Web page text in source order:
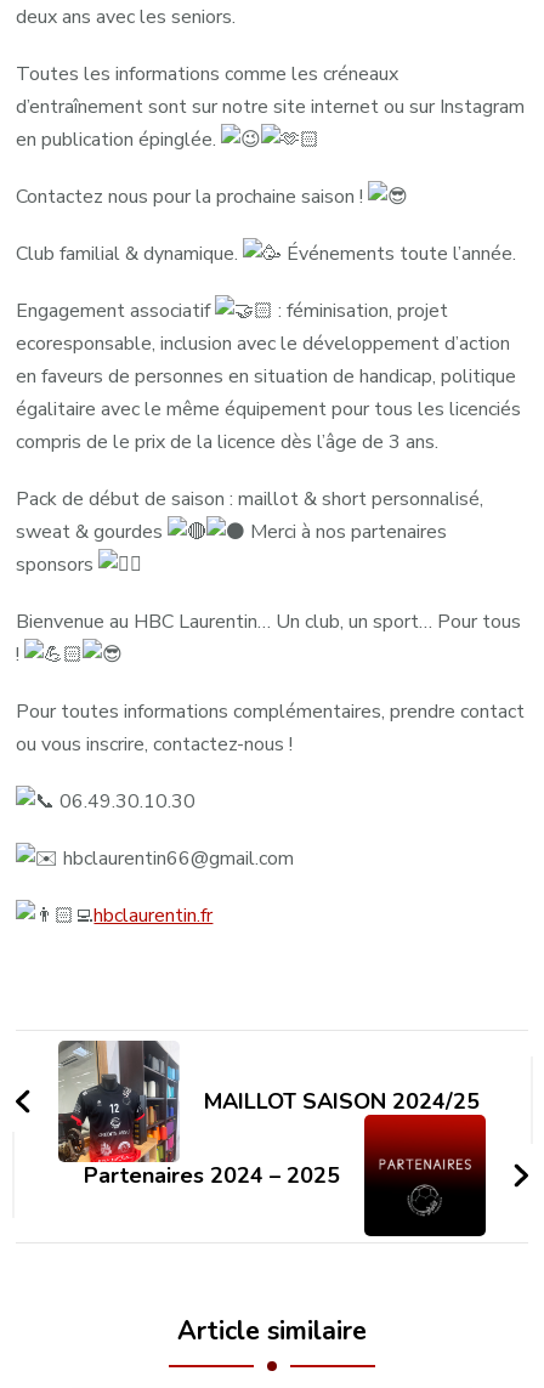
deux ans avec les seniors.
Toutes les informations comme les créneaux
d’entraînement sont sur notre site internet ou sur Instagram
en publication épinglée.
Contactez nous pour la prochaine saison !
Club familial & dynamique. Événements toute l’année.
Engagement associatif
: féminisation, projet
ecoresponsable, inclusion avec le développement d’action
en faveurs de personnes en situation de handicap, politique
égalitaire avec le même équipement pour tous les licenciés
compris de le prix de la licence dès l’âge de 3 ans.
Pack de début de saison : maillot & short personnalisé,
sweat & gourdes
Merci à nos partenaires
sponsors
Bienvenue au HBC Laurentin… Un club, un sport… Pour tous
!
Pour toutes informations complémentaires, prendre contact
ou vous inscrire, contactez-nous !
06.49.30.10.30
hbclaurentin66@gmail.com
hbclaurentin.fr
MAILLOT SAISON 2024/25
Partenaires 2024 – 2025
Article similaire